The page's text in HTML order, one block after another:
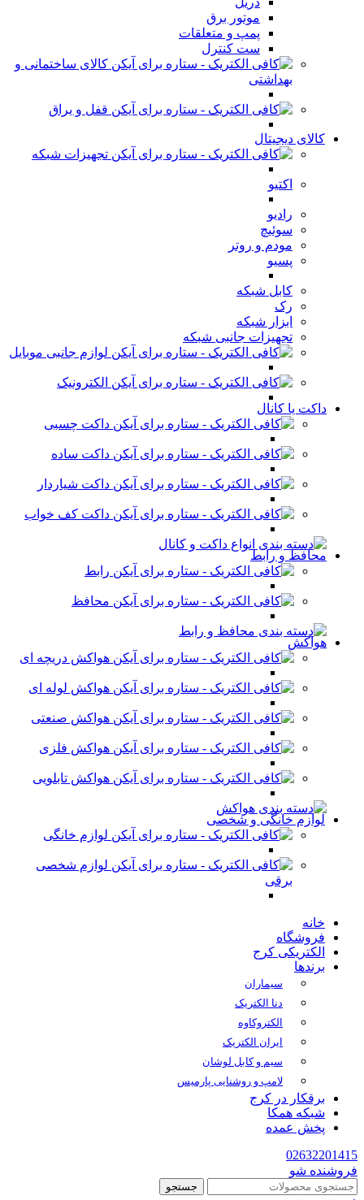
موتور برق
پمپ و متعلقات
ست کنترل
کالای ساختمانی و
بهداشتی
قفل و یراق
کالای دیجیتال
تجهیزات شبکه
اکتیو
رادیو
سوئیچ
مودم و روتر
پسیو
کابل شبکه
رک
ابزار شبکه
تجهیزات جانبی شبکه
لوازم جانبی موبایل
الکترونیک
داکت یا کانال
داکت چسبی
داکت ساده
داکت شیاردار
داکت کف خواب
محافظ و رابط
رابط
محافظ
هواکش
هواکش دریچه ای
هواکش لوله ای
هواکش صنعتی
هواکش فلزی
هواکش تابلویی
لوازم خانگی و شخصی
لوازم خانگی
لوازم شخصی
برقی
خانه
فروشگاه
الکتریکی کرج
برندها
سیماران
دنا الکتریک
الکتروکاوه
ایران الکتریک
سیم و کابل لوشان
لامپ و روشنایی پارمیس
برقکار در کرج
شبکه همکا
پخش عمده
02632201415
فروشنده شو
جستجو